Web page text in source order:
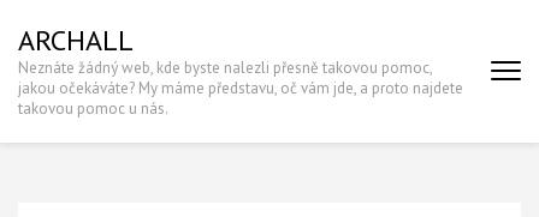
content
(Press
ARCHALL
Neznáte žádný web, kde byste nalezli přesně takovou pomoc,
jakou očekáváte? My máme představu, oč vám jde, a proto najdete
takovou pomoc u nás.